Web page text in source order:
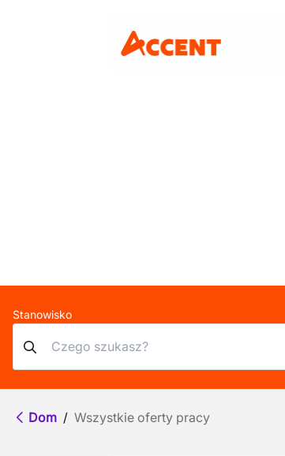
Stanowisko
Dom / Wszystkie oferty pracy